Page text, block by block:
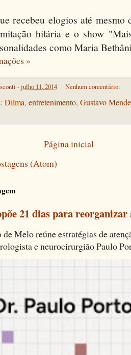
recebeu elogios até
hilária e o show
como Maria
»
-julho 11, 2014 Nenhum comentário:
Dilma, entretenimento, Gustavo
Página inicial
(Atom)
21 dias para
Melo reúne estratégias de
e neurocirurgião Paulo